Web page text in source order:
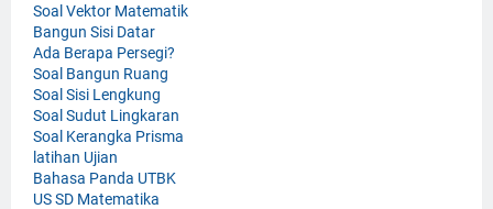
Soal Vektor Matematik
Bangun Sisi Datar
Ada Berapa Persegi?
Soal Bangun Ruang
Soal Sisi Lengkung
Soal Sudut Lingkaran
Soal Kerangka Prisma
latihan Ujian
Bahasa Panda UTBK
US SD Matematika